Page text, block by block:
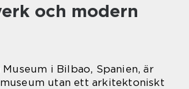
och modern
i Bilbao, Spanien, är
utan ett arkitektoniskt